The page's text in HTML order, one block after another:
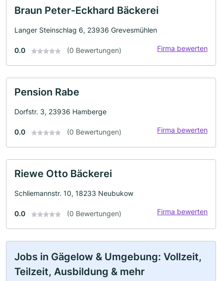
Braun Peter-Eckhard Bäckerei
Langer Steinschlag 6, 23936 Grevesmühlen
0.0 (0 Bewertungen) Firma bewerten
Pension Rabe
Dorfstr. 3, 23936 Hamberge
0.0 (0 Bewertungen) Firma bewerten
Riewe Otto Bäckerei
Schliemannstr. 10, 18233 Neubukow
0.0 (0 Bewertungen) Firma bewerten
Jobs in Gägelow & Umgebung: Vollzeit,
Teilzeit, Ausbildung & mehr